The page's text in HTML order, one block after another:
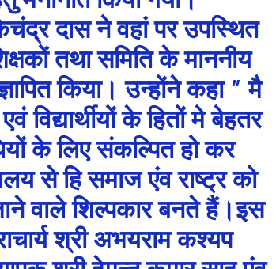
दास ने वहां पर उपस्थित
तथा समिति के माननीय
किया। उन्होंने कहा ” मै
विद्यार्थीयों के हितों मे बेहतर
के लिए संकल्पित हो कर
से हि समाज एंव राष्ट्र को
वाले शिल्पकार बनते हैं।इस
श्री अभयराम कश्यप